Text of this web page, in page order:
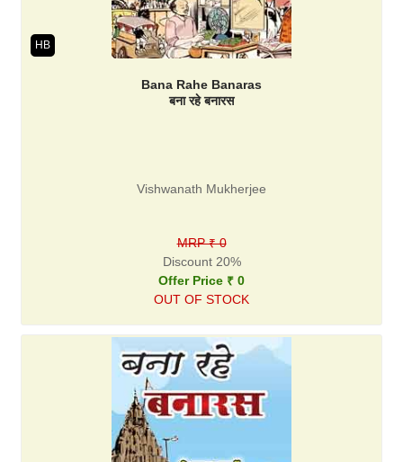
HB
Bana Rahe Banaras
बना रहे बनारस
Vishwanath Mukherjee
MRP ₹ 0
Discount 20%
Offer Price ₹ 0
OUT OF STOCK